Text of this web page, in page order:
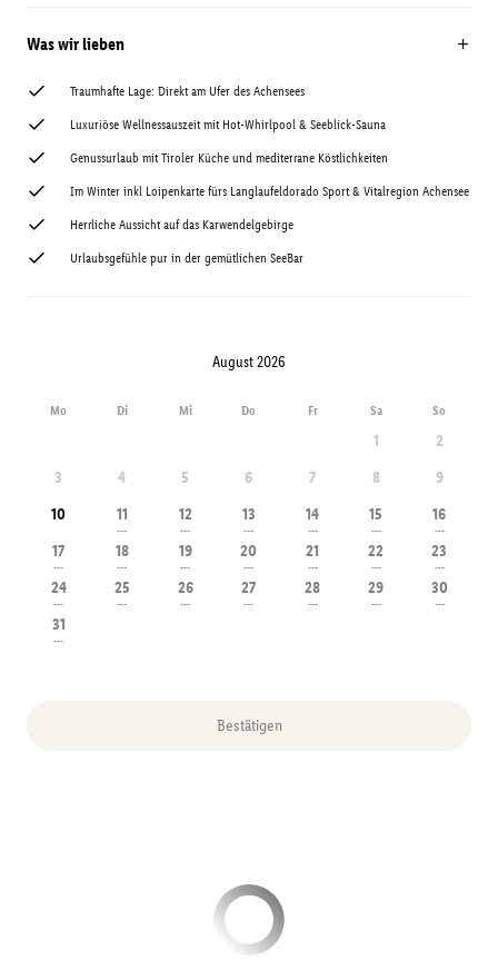
Was wir lieben
Traumhafte Lage: Direkt am Ufer des Achensees
Luxuriöse Wellnessauszeit mit Hot-Whirlpool & Seeblick-Sauna
Genussurlaub mit Tiroler Küche und mediterrane Köstlichkeiten
Im Winter inkl Loipenkarte fürs Langlaufeldorado Sport & Vitalregion Achensee
Herrliche Aussicht auf das Karwendelgebirge
Urlaubsgefühle pur in der gemütlichen SeeBar
August 2026
Mo Di Mi Do Fr Sa So
1
2
3
4 5 6 7 8
9
10
11
---
12
---
13
---
14
---
15
---
16
---
17
---
18
---
19
---
20
---
21
---
22
---
23
---
24
---
25
---
26
---
27
---
28
---
29
---
30
---
31
---
Bestätigen